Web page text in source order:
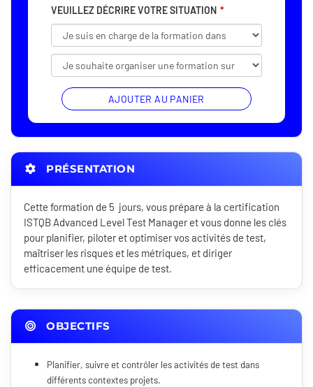
VEUILLEZ DÉCRIRE VOTRE SITUATION
AJOUTER AU PANIER
PRÉSENTATION
Cette formation de 5 jours, vous prépare à la certification
ISTQB Advanced Level Test Manager et vous donne les clés
pour planifier, piloter et optimiser vos activités de test,
maîtriser les risques et les métriques, et diriger
efficacement une équipe de test.
OBJECTIFS
Planifier, suivre et contrôler les activités de test dans
différents contextes projets.